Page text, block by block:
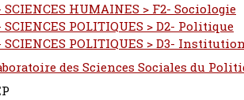
SCIENCES HUMAINES > F2- Sociologie
SCIENCES POLITIQUES > D2- Politique
SCIENCES POLITIQUES > D3-
des Sciences Sociales du